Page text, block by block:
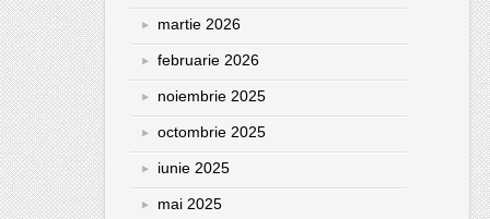
martie 2026
februarie 2026
noiembrie 2025
octombrie 2025
iunie 2025
mai 2025